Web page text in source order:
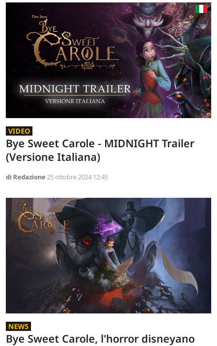
VIDEO
Bye Sweet Carole - MIDNIGHT Trailer
(Versione Italiana)
di Redazione25 ottobre 2024 12:45
NEWS
Bye Sweet Carole, l'horror disneyano